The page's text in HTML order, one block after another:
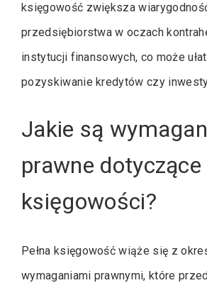
księgowość zwiększa
przedsiębiorstwa w oczach
instytucji finansowych, co może
pozyskiwanie kredytów czy
Jakie są
prawne dotyczące
księgowości?
Pełna księgowość wiąże się z
wymaganiami prawnymi, które